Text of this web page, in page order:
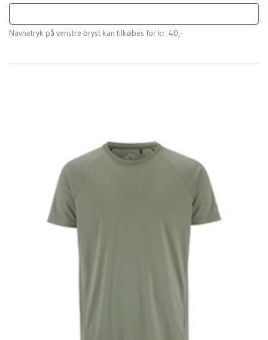
Navnetryk på venstre bryst kan tilkøbes for kr. 40,-